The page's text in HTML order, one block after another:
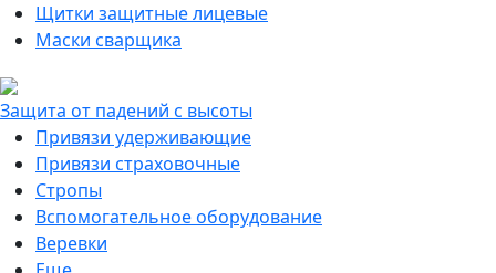
Щитки защитные лицевые
Маски сварщика
Защита от падений с высоты
Привязи удерживающие
Привязи страховочные
Стропы
Вспомогательное оборудование
Веревки